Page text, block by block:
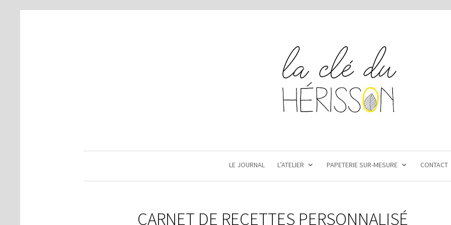
LE JOURNAL L’ATELIER PAPETERIE SUR-MESURE CONTACT
CARNET DE RECETTES PERSONNALISÉ